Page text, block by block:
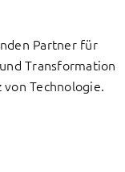
Partner für
Transformation
von Technologie.